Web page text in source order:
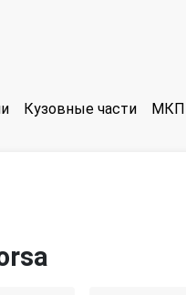
Кузовные части